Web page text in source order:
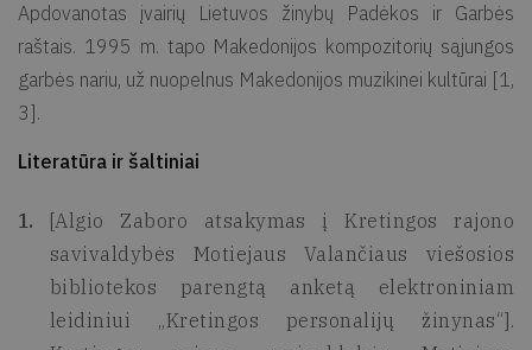
Apdovanotas įvairių Lietuvos žinybų Padėkos ir Garbės
raštais. 1995 m. tapo Makedonijos kompozitorių sąjungos
garbės nariu, už nuopelnus Makedonijos muzikinei kultūrai [1,
3].
Literatūra ir šaltiniai
[Algio Zaboro atsakymas į Kretingos rajono
savivaldybės Motiejaus Valančiaus viešosios
bibliotekos parengtą anketą elektroniniam
leidiniui „Kretingos personalijų žinynas“].